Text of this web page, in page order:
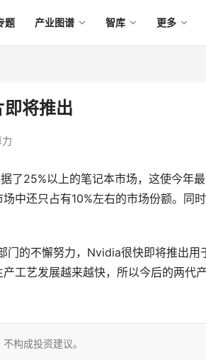
题 产业图谱 智库 更多
将推出
以上的笔记本市场，这使今年最
中还只占有10%左右的市场份额。同
不懈努力，Nvidia很快即将推出用
工艺发展越来越快，所以今后的两代
构成投资建议。